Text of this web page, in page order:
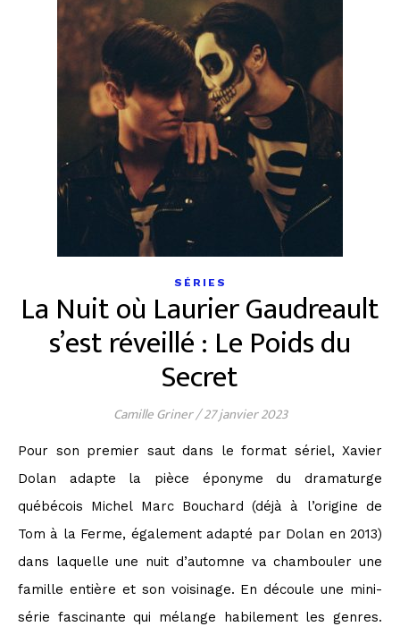
SÉRIES
La Nuit où Laurier Gaudreault
s’est réveillé : Le Poids du
Secret
Camille Griner/27 janvier 2023
Pour son premier saut dans le format sériel, Xavier
Dolan adapte la pièce éponyme du dramaturge
québécois Michel Marc Bouchard (déjà à l’origine de
Tom à la Ferme, également adapté par Dolan en 2013)
dans laquelle une nuit d’automne va chambouler une
famille entière et son voisinage. En découle une mini-
série fascinante qui mélange habilement les genres.